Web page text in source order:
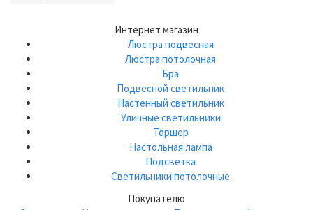
Интернет магазин
Люстра подвесная
Люстра потолочная
Бра
Подвесной светильник
Настенный светильник
Уличные светильники
Торшер
Настольная лампа
Подсветка
Светильники потолочные
Покупателю